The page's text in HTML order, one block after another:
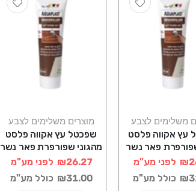
משלימים לצבע
עץ אקווה פלסט
פאר נשר
לפני מע"מ
כולל מע"מ
מוצרים משלימים לצבע
שפכטל עץ אקווה פלסט
מהגוני שפורפרת פאר נשר
₪26.27 לפני מע"מ
₪31.00 כולל מע"מ